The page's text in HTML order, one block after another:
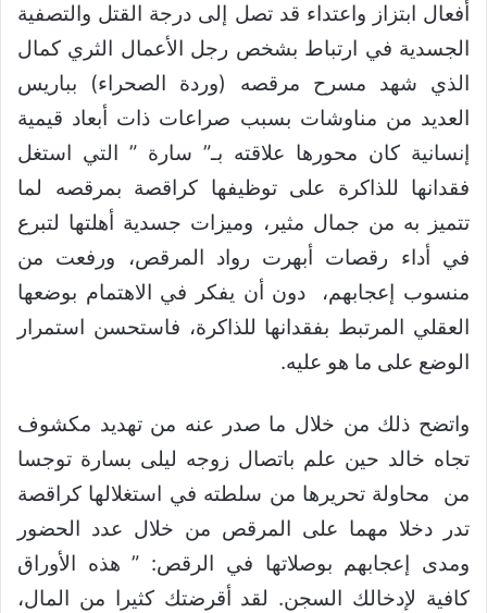
أفعال ابتزاز واعتداء قد تصل إلى درجة القتل والتصفية
الجسدية في ارتباط بشخص رجل الأعمال الثري كمال
الذي شهد مسرح مرقصه (وردة الصحراء) بباريس
العديد من مناوشات بسبب صراعات ذات أبعاد قيمية
إنسانية كان محورها علاقته بـ” سارة ” التي استغل
فقدانها للذاكرة على توظيفها كراقصة بمرقصه لما
تتميز به من جمال مثير، وميزات جسدية أهلتها لتبرع
في أداء رقصات أبهرت رواد المرقص، ورفعت من
منسوب إعجابهم، دون أن يفكر في الاهتمام بوضعها
العقلي المرتبط بفقدانها للذاكرة، فاستحسن استمرار
الوضع على ما هو عليه.
واتضح ذلك من خلال ما صدر عنه من تهديد مكشوف
تجاه خالد حين علم باتصال زوجه ليلى بسارة توجسا
من محاولة تحريرها من سلطته في استغلالها كراقصة
تدر دخلا مهما على المرقص من خلال عدد الحضور
ومدى إعجابهم بوصلاتها في الرقص: ” هذه الأوراق
كافية لإدخالك السجن. لقد أقرضتك كثيرا من المال،